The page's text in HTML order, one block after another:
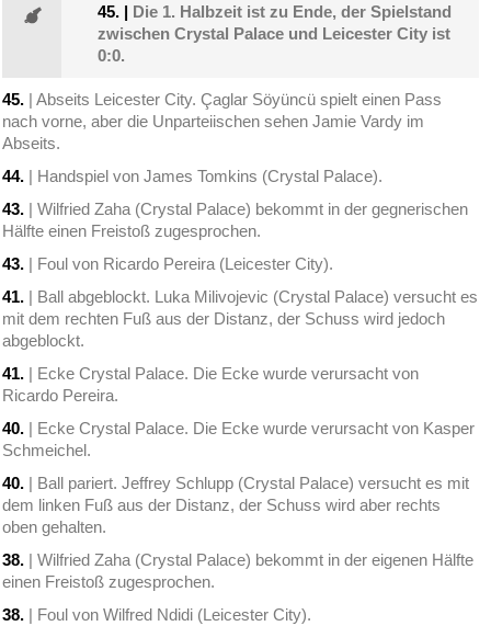
45. | Die 1. Halbzeit ist zu Ende, der Spielstand
zwischen Crystal Palace und Leicester City ist
0:0.
45. | Abseits Leicester City. Çaglar Söyüncü spielt einen Pass
nach vorne, aber die Unparteiischen sehen Jamie Vardy im
Abseits.
44. | Handspiel von James Tomkins (Crystal Palace).
43. | Wilfried Zaha (Crystal Palace) bekommt in der gegnerischen
Hälfte einen Freistoß zugesprochen.
43. | Foul von Ricardo Pereira (Leicester City).
41. | Ball abgeblockt. Luka Milivojevic (Crystal Palace) versucht es
mit dem rechten Fuß aus der Distanz, der Schuss wird jedoch
abgeblockt.
41. | Ecke Crystal Palace. Die Ecke wurde verursacht von
Ricardo Pereira.
40. | Ecke Crystal Palace. Die Ecke wurde verursacht von Kasper
Schmeichel.
40. | Ball pariert. Jeffrey Schlupp (Crystal Palace) versucht es mit
dem linken Fuß aus der Distanz, der Schuss wird aber rechts
oben gehalten.
38. | Wilfried Zaha (Crystal Palace) bekommt in der eigenen Hälfte
einen Freistoß zugesprochen.
38. | Foul von Wilfred Ndidi (Leicester City).